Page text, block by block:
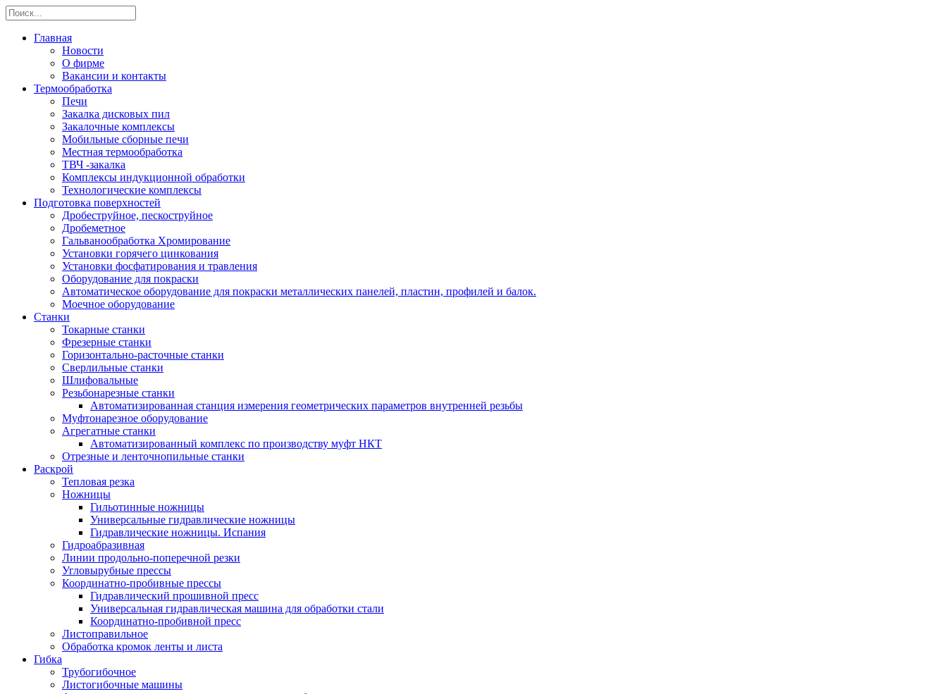
Главная
Новости
О фирме
Вакансии и контакты
Термообработка
Печи
Закалка дисковых пил
Закалочные комплексы
Мобильные сборные печи
Местная термообработка
ТВЧ -закалка
Комплексы индукционной обработки
Технологические комплексы
Подготовка поверхностей
Дробеструйное, пескоструйное
Дробеметное
Гальванообработка Хромирование
Установки горячего цинкования
Установки фосфатирования и травления
Оборудование для покраски
Автоматическое оборудование для покраски металлических панелей, пластин, профилей и балок.
Моечное оборудование
Станки
Токарные станки
Фрезерные станки
Горизонтально-расточные станки
Сверлильные станки
Шлифовальные
Резьбонарезные станки
Автоматизированная станция измерения геометрических параметров внутренней резьбы
Муфтонарезное оборудование
Агрегатные станки
Автоматизированный комплекс по производству муфт НКТ
Отрезные и ленточнопильные станки
Раскрой
Тепловая резка
Ножницы
Гильотинные ножницы
Универсальные гидравлические ножницы
Гидравлические ножницы. Испания
Гидроабразивная
Линии продольно-поперечной резки
Угловырубные прессы
Координатно-пробивные прессы
Гидравлический прошивной пресс
Универсальная гидравлическая машина для обработки стали
Координатно-пробивной пресс
Листоправильное
Обработка кромок ленты и листа
Гибка
Трубогибочное
Листогибочные машины